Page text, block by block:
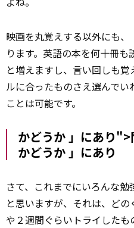
映画を丸覚えする以外にも
ります。英語の本を何十冊
と増えますし、言い回しも
ルに合ったものさえ選んでい
ことは可能です。
かどうか 」にあり
かどうか 」にあり
さて、これまでにいろんな
と思いますが、それは、ど
や２週間ぐらいトライした